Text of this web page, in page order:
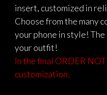
insert, customized in
Choose from the many
your phone in style!
your outfit!
In the final ORDER
customization.